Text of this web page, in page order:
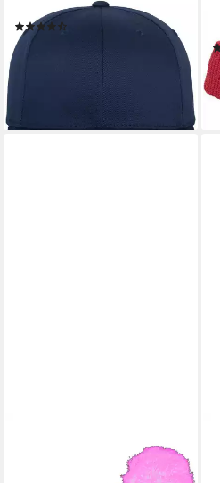
Combed
ab 18,95 €
lieferbar - in 3-4 Werktagen bei dir
Beanie Flexfit Cuffed Pom
Pom Knit Beanie (1-St)